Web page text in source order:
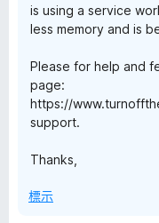
is using a service
less memory and is
Please for help and
page:
https://
support.
Thanks,
標示